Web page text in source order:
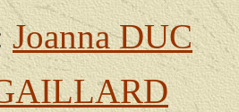
Joanna DUC